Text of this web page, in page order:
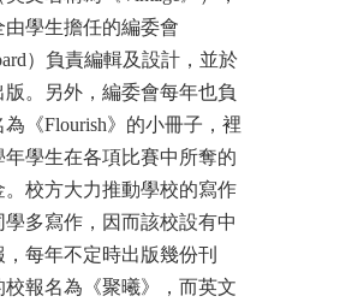
由學生擔任的編委會
）負責編輯及設計，並於
。另外，編委會每年也負
《Flourish》的小冊子，裡
學生在各項比賽中所奪的
。校方大力推動學校的寫作
多寫作，因而該校設有中
每年不定時出版幾份刊
報名為《聚曦》，而英文